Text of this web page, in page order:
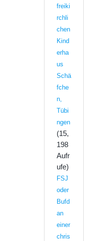
freiki
rchli
chen
Kind
erha
us
Schä
fche
n,
Tübi
ngen
(15,
198
Aufr
ufe)
FSJ
oder
Bufd
an
einer
chris